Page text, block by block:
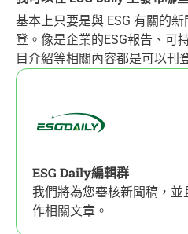
基本上只要是與 ESG 有關的
登。像是企業的ESG報告、可
目介紹等相關內容都是可以刊
ESG Daily編輯群
我們將為您審核新聞稿，並
作相關文章。